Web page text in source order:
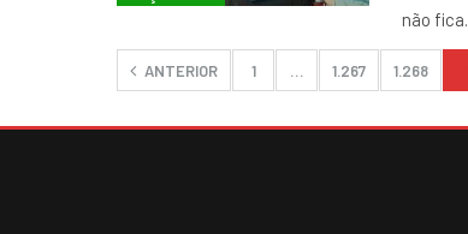
não fica
ANTERIOR 1 … 1.267 1.268